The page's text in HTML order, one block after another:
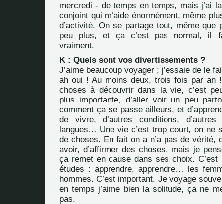
mercredi - de temps en temps, mais j’ai
conjoint qui m’aide énormément, même
d’activité. On se partage tout, même que
peu plus, et ça c’est pas normal, il
vraiment.
K : Quels sont vos divertissements ?
J’aime beaucoup voyager ; j’essaie de le
ah oui ! Au moins deux, trois fois par an
choses à découvrir dans la vie, c’est
plus importante, d’aller voir un peu
comment ça se passe ailleurs, et
de vivre, d’autres conditions, d’autres
langues… Une vie c’est trop court, on ne
de choses. En fait on a n’a pas de vérité,
avoir, d’affirmer des choses, mais je
ça remet en cause dans ses choix. C’est
études : apprendre, apprendre… les
hommes. C’est important. Je voyage
en temps j’aime bien la solitude, ça ne
pas.